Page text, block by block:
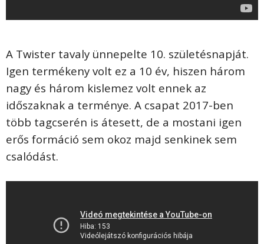
A Twister tavaly ünnepelte 10. születésnapját.
Igen termékeny volt ez a 10 év, hiszen három
nagy és három kislemez volt ennek az
időszaknak a terménye. A csapat 2017-ben
több tagcserén is átesett, de a mostani igen
erős formáció sem okoz majd senkinek sem
csalódást.